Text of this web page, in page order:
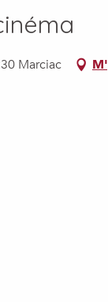
Marciac